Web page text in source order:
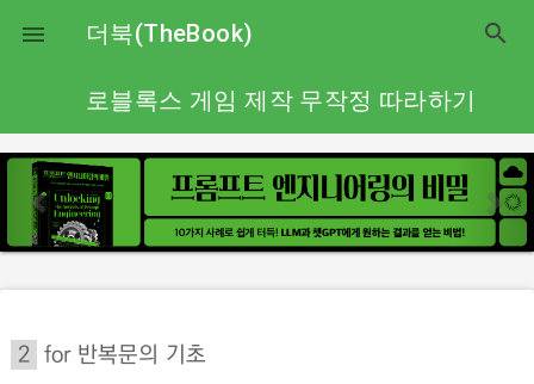
close
 더북(TheBook) search
로블록스 게임 제작 무작정 따라하기
p
r
e
u
n
e
x
2 for 반복문의 기초